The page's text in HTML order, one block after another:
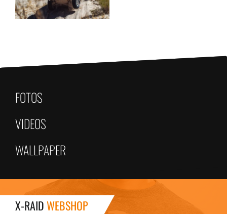
FOTOS
VIDEOS
WALLPAPER
X-RAIDWEBSHOP